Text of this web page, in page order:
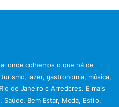
onde colhemos o que há de
lazer, gastronomia, música,
de Janeiro e Arredores. E mais
Bem Estar, Moda, Estilo,